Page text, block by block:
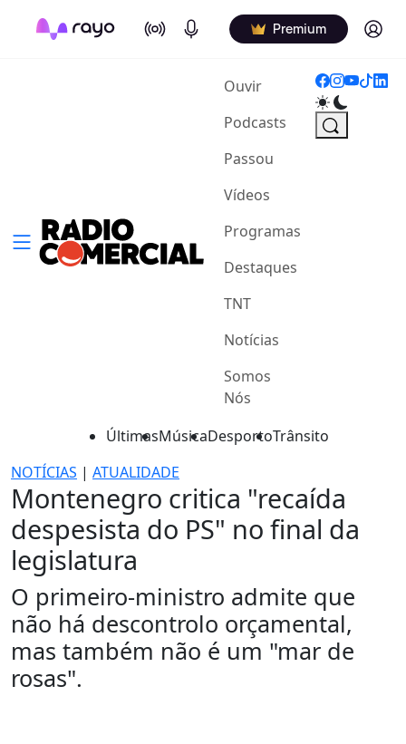
On Air Podcasts Premium Log in
Ouvir(current)
Podcasts
Passou
Vídeos
Programas
Destaques
TNT
Notícias
Somos
Nós
ÚltimasMúsicaDesportoTrânsito
NOTÍCIAS | ATUALIDADE
Montenegro critica "recaída
despesista do PS" no final da
legislatura
O primeiro-ministro admite que
não há descontrolo orçamental,
mas também não é um "mar de
rosas".